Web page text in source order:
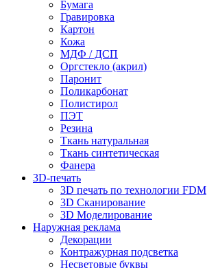
Бумага
Гравировка
Картон
Кожа
МДФ / ДСП
Оргстекло (акрил)
Паронит
Поликарбонат
Полистирол
ПЭТ
Резина
Ткань натуральная
Ткань синтетическая
Фанера
3D-печать
3D печать по технологии FDM
3D Сканирование
3D Моделирование
Наружная реклама
Декорации
Контражурная подсветка
Несветовые буквы